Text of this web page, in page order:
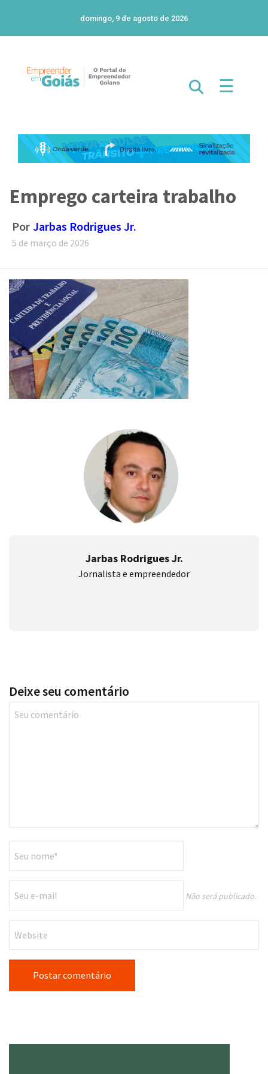
domingo, 9 de agosto de 2026
☰
Emprego carteira trabalho
Por Jarbas Rodrigues Jr.
5 de março de 2026
Jarbas Rodrigues Jr.
Jornalista e empreendedor
Deixe seu comentário